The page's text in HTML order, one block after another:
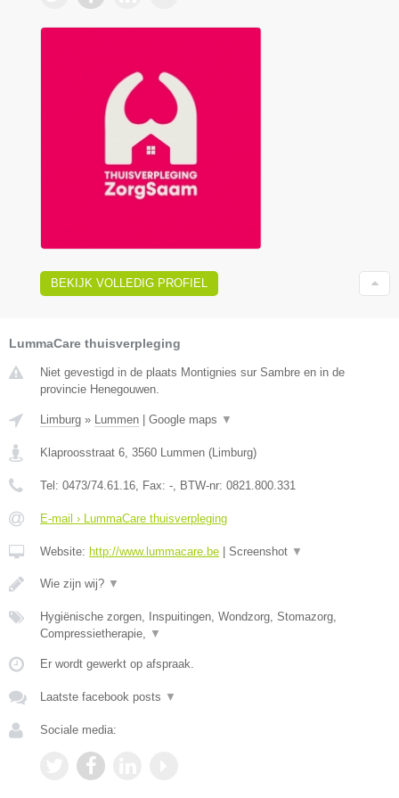
BEKIJK VOLLEDIG PROFIEL
LummaCare thuisverpleging
Niet gevestigd in de plaats Montignies sur Sambre en in de
provincie Henegouwen.
Limburg » Lummen Google maps ▼
Klaproosstraat 6, 3560 Lummen (Limburg)
Tel: 0473/74.61.16, Fax: -, BTW-nr: 0821.800.331
E-mail › LummaCare thuisverpleging
Website: http://www.lummacare.be Screenshot ▼
Wie zijn wij? ▼
Hygiënische zorgen, Inspuitingen, Wondzorg, Stomazorg,
Compressietherapie, ▼
Er wordt gewerkt op afspraak.
Laatste facebook posts ▼
Sociale media: